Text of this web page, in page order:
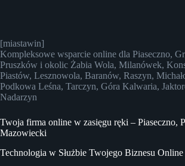
[miastawin]
Kompleksowe wsparcie online dla Piaseczno,
Pruszków i okolic Żabia Wola, Milanówek,
Piastów, Lesznowola, Baranów, Raszyn,
Podkowa Leśna, Tarczyn, Góra Kalwaria,
Nadarzyn
Twoja firma online w zasięgu ręki – Piaseczno,
Mazowiecki
Technologia w Służbie Twojego Biznesu Online